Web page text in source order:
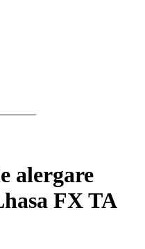
alergare
FX TA